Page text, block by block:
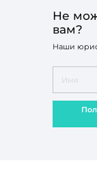
Не
вам?
Наши